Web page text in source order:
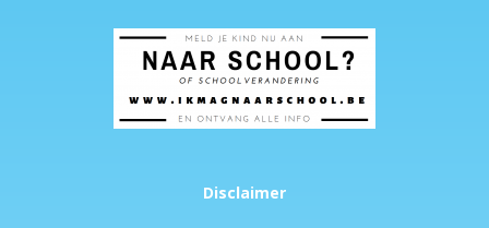
Disclaimer